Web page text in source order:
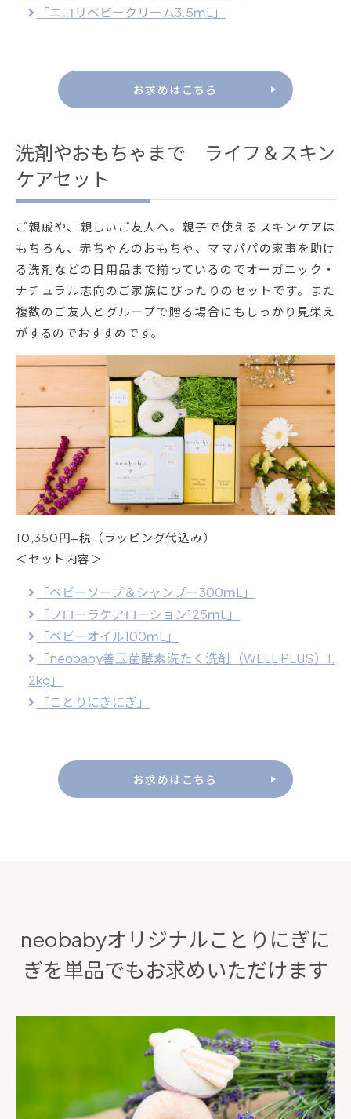
「ニコリベビークリーム3.5ｍL」
お求めはこちら
洗剤やおもちゃまで ライフ＆スキン
ケアセット
ご親戚や、親しいご友人へ。親子で使えるスキンケアは
もちろん、赤ちゃんのおもちゃ、ママパパの家事を助け
る洗剤などの日用品まで揃っているのでオーガニック・
ナチュラル志向のご家族にぴったりのセットです。また
複数のご友人とグループで贈る場合にもしっかり見栄え
がするのでおすすめです。
10,350円+税（ラッピング代込み）
＜セット内容＞
「ベビーソープ＆シャンプー300ｍL」
「フローラケアローション125ｍL」
「ベビーオイル100ｍL」
「neobaby善玉菌酵素洗たく洗剤（WELL PLUS）1.
2kg」
「ことりにぎにぎ」
お求めはこちら
neobabyオリジナルことりにぎに
ぎを単品でもお求めいただけます